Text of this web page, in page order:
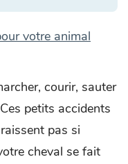
votre animal
courir, sauter
petits accidents
pas si
cheval se fait